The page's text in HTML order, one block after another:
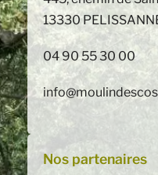
13330
04 90 55 30 00
Nos partenaires